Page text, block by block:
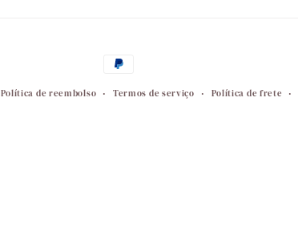
Formas
de
Política de reembolso Termos de serviço Política de frete